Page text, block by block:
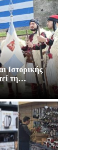
Ιστορικής
τη…